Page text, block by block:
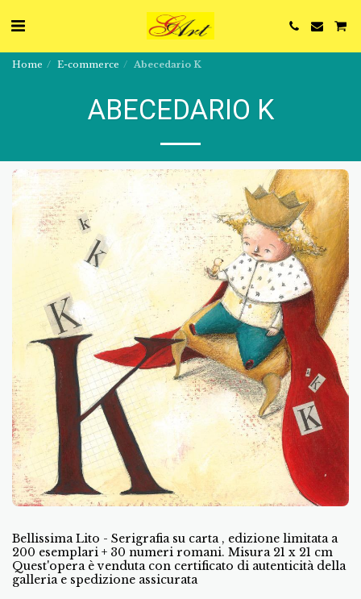
Home E-commerce Abecedario K
ABECEDARIO K
Bellissima Lito - Serigrafia su carta , edizione limitata a
200 esemplari + 30 numeri romani. Misura 21 x 21 cm
Quest'opera è venduta con certificato di autenticità della
galleria e spedizione assicurata